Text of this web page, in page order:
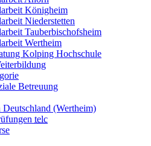
Königheim
Niederstetten
Tauberbischofsheim
Wertheim
Kolping Hochschule
Betreuung
(Wertheim)
telc